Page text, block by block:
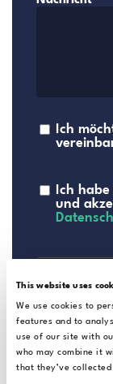
This website uses
We use cookies to
features and to
use of our site with
who may combine it
that they’ve
Ich
Ich
und